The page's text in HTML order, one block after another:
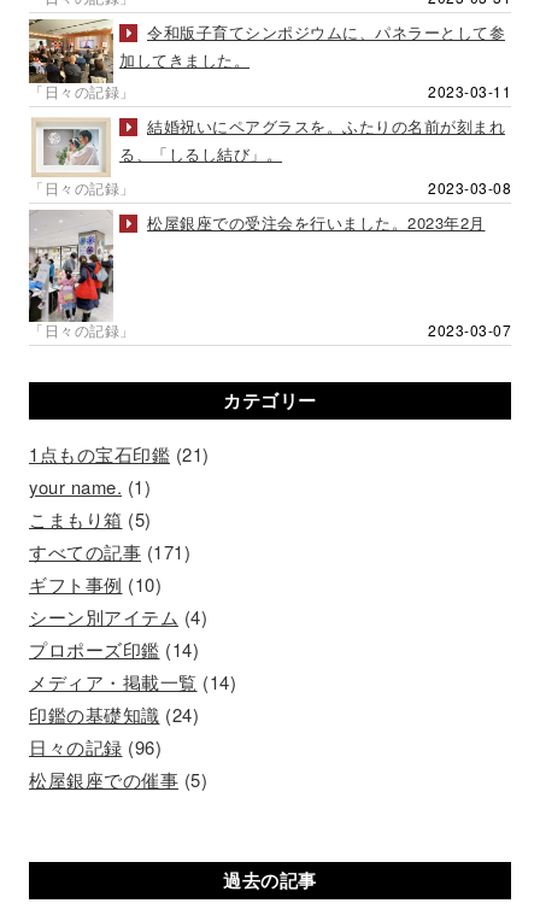
令和版子育てシンポジウムに、パネラーとして参
加してきました。
「日々の記録」 2023-03-11
結婚祝いにペアグラスを。ふたりの名前が刻まれ
る、「しるし結び」。
「日々の記録」 2023-03-08
松屋銀座での受注会を行いました。2023年2月
「日々の記録」 2023-03-07
カテゴリー
1点もの宝石印鑑 (21)
your name. (1)
こまもり箱 (5)
すべての記事 (171)
ギフト事例 (10)
シーン別アイテム (4)
プロポーズ印鑑 (14)
メディア・掲載一覧 (14)
印鑑の基礎知識 (24)
日々の記録 (96)
松屋銀座での催事 (5)
過去の記事